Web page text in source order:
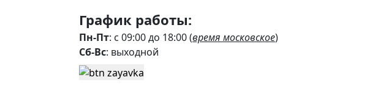
График работы:
Пн-Пт: с 09:00 до 18:00 (время московское)
Сб-Вс: выходной